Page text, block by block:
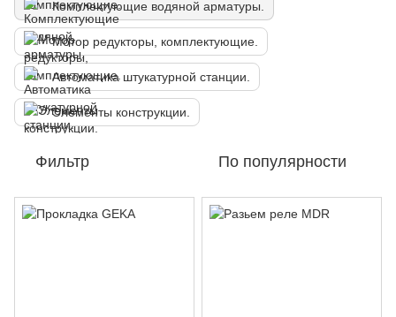
Комплектующие водяной арматуры.
Мотор редукторы, комплектующие.
Автоматика штукатурной станции.
Элементы конструкции.
Фильтр По популярности